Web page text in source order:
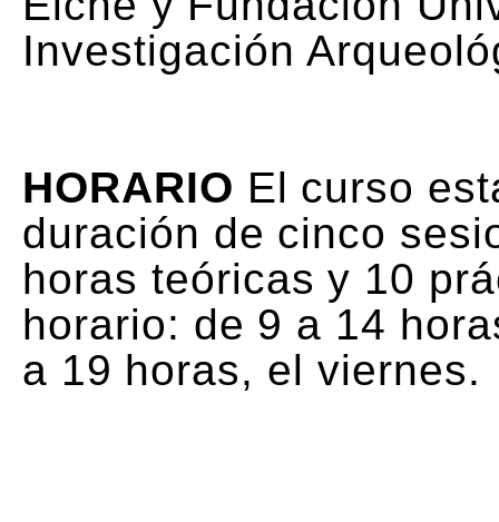
Investigación
HORARIO El curso
duración de cinco
horas teóricas y 10
horario: de 9 a 14
a 19 horas, el viernes.